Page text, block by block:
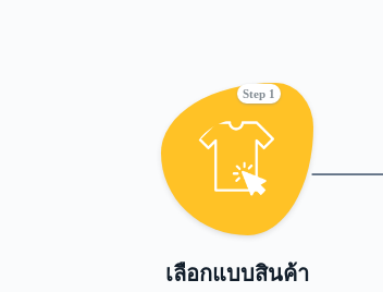
เลือกแบบสินค้า
Step 1